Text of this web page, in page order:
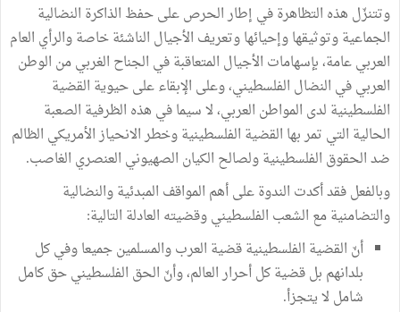
وتتنزّل هذه التظاهرة في إطار الحرص على حفظ الذاكرة النضالية
الجماعية وتوثيقها وإحيائها وتعريف الأجيال الناشئة خاصة والرأي العام
العربي عامة، بإسهامات الأجيال المتعاقبة في الجناح الغربي من الوطن
العربي في النضال الفلسطيني، وعلى الإبقاء على حيوية القضية
الفلسطينية لدى المواطن العربي، لا سيما في هذه الظرفية الصعبة
الحالية التي تمر بها القضية الفلسطينية وخطر الانحياز الأمريكي الظالم
ضد الحقوق الفلسطينية ولصالح الكيان الصهيوني العنصري الغاصب.
وبالفعل فقد أكدت الندوة على أهم المواقف المبدئية والنضالية
والتضامنية مع الشعب الفلسطيني وقضيته العادلة التالية:
أنّ القضية الفلسطينية قضية العرب والمسلمين جميعا وفي كل
بلدانهم بل قضية كل أحرار العالم، وأنّ الحق الفلسطيني حق كامل
شامل لا يتجزأ.